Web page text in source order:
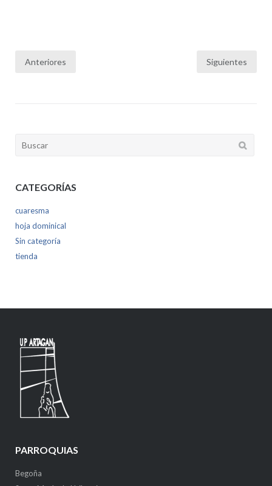
Paginación
Anteriores Siguientes
Buscar:
CATEGORÍAS
cuaresma
hoja dominical
Sin categoría
tienda
PARROQUIAS
Begoña